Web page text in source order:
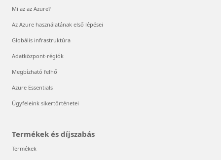
Mi az az Azure?
Az Azure használatának első lépései
Globális infrastruktúra
Adatközpont-régiók
Megbízható felhő
Azure Essentials
Ügyfeleink sikertörténetei
Termékek és díjszabás
Termékek